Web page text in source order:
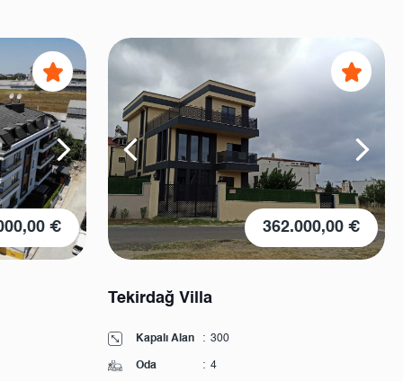
€ 362.000,00 €
Tekirdağ Villa
Kapalı Alan : 300
Oda : 4